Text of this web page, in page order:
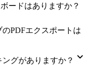
ードはありますか？
のPDFエクスポートは
グがありますか？